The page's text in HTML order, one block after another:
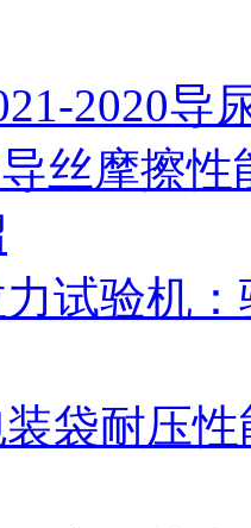
2020导
丝摩擦
试验机
袋耐压